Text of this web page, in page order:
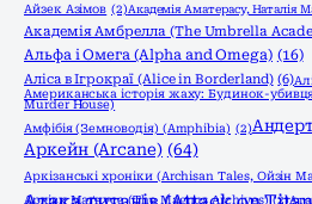
Айзек Азімов (2)Академія Аматерасу, Наталія
Академія Амбрелла (The Umbrella
Альфа і Омега (Alpha and Omega) (16)
Аліса в Ігрокраї (Alice in Borderland) (6)
Американська історія жаху: Будинок-
Murder House)
Амфібія (Земноводія) (Amphibia) (2)
Аркейн (Arcane) (64)
Аркізанські хроніки (Archisan Tales, Ойзін
Архіви Маґнуса (The Magnus Archives) (2)